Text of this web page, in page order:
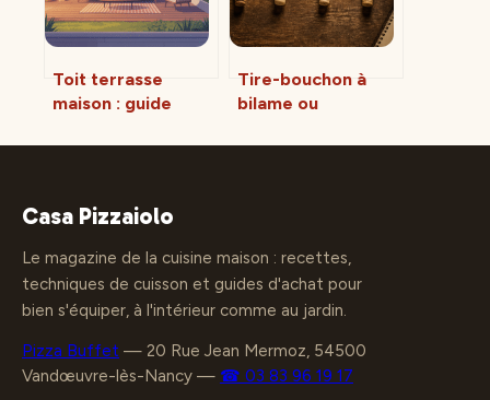
Toit terrasse
maison : guide
concevoir,
Tire-bouchon à
bilame ou
modèle choisir
Casa Pizzaiolo
Le magazine de la cuisine maison : recettes,
techniques de cuisson et guides d'achat pour
bien s'équiper, à l'intérieur comme au jardin.
Pizza Buffet — 20 Rue Jean Mermoz, 54500
Vandœuvre-lès-Nancy — ☎ 03 83 96 19 17